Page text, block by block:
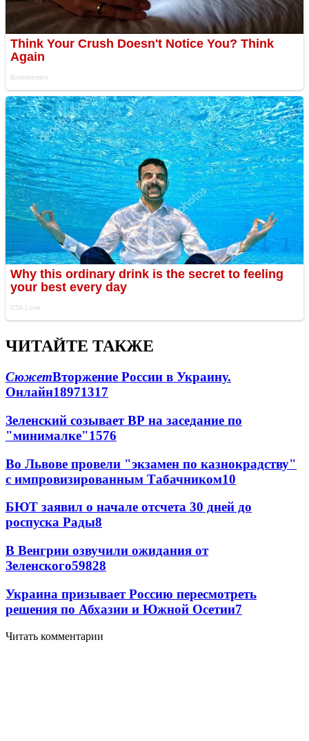
ЧИТАЙТЕ ТАКЖЕ
СюжетВторжение России в Украину.
Онлайн18971317
Зеленский созывает ВР на заседание по
"минималке"1576
Во Львове провели "экзамен по казнокрадству"
с импровизированным Табачником10
БЮТ заявил о начале отсчета 30 дней до
роспуска Рады8
В Венгрии озвучили ожидания от
Зеленского59828
Украина призывает Россию пересмотреть
решения по Абхазии и Южной Осетии7
Читать комментарии